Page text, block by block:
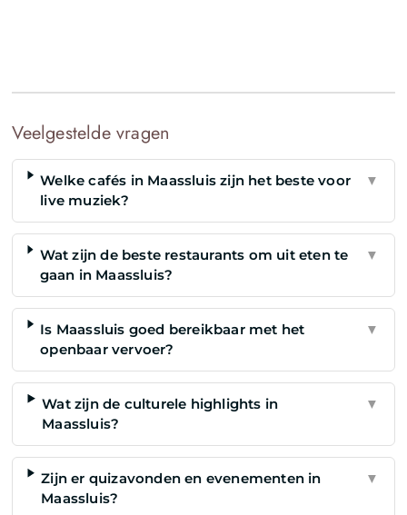
Veelgestelde vragen
Welke cafés in Maassluis zijn het beste voor
live muziek?
▼
Wat zijn de beste restaurants om uit eten te
gaan in Maassluis?
▼
Is Maassluis goed bereikbaar met het
openbaar vervoer?
▼
Wat zijn de culturele highlights in
Maassluis?
▼
Zijn er quizavonden en evenementen in
Maassluis?
▼